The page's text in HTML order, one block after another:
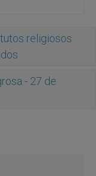
religiosos
- 27 de